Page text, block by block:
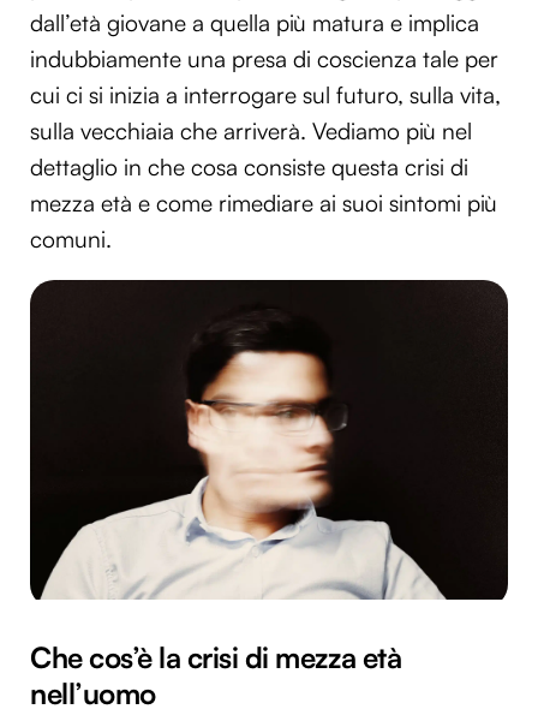
dall’età giovane a quella più matura e implica
indubbiamente una presa di coscienza tale per
cui ci si inizia a interrogare sul futuro, sulla vita,
sulla vecchiaia che arriverà. Vediamo più nel
dettaglio in che cosa consiste questa crisi di
mezza età e come rimediare ai suoi sintomi più
comuni.
Che cos’è la crisi di mezza età
nell’uomo